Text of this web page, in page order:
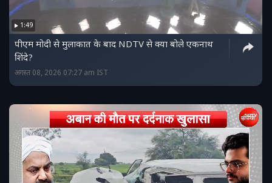
1:49
पीएम मोदी से मुलाकात के बाद NDTV से क्या बोले एकनाथ
शिंदे?
अगस्त 08, 2026 07:27 am IST